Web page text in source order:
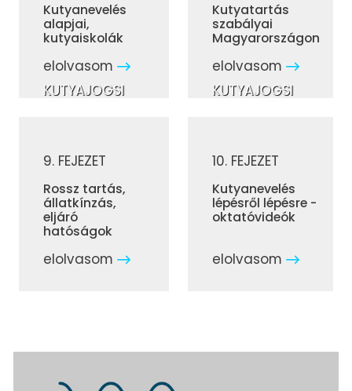
Kutyanevelés
alapjai,
kutyaiskolák
elolvasom
Kutyatartás
szabályai
Magyarországon
elolvasom
KUTYAJOGSI
9. FEJEZET
Rossz tartás,
állatkínzás,
eljáró
hatóságok
elolvasom
KUTYAJOGSI
10. FEJEZET
Kutyanevelés
lépésről lépésre -
oktatóvideók
elolvasom